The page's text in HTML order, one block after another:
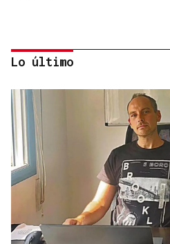
LA REVISTA
La playlist de... Pablo Amann
Lo último